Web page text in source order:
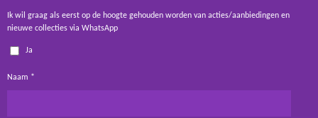
Ik wil graag als eerst op de hoogte gehouden worden van acties/aanbiedingen en
nieuwe collecties via WhatsApp
Ja
Naam *